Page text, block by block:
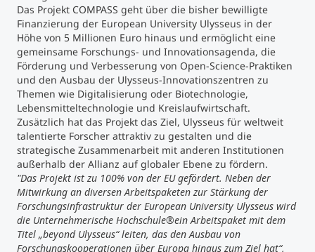
Das Projekt COMPASS geht über die bisher bewilligte
Finanzierung der European University Ulysseus in der
Höhe von 5 Millionen Euro hinaus und ermöglicht eine
gemeinsame Forschungs- und Innovationsagenda, die
Förderung und Verbesserung von Open-Science-Praktiken
und den Ausbau der Ulysseus-Innovationszentren zu
Themen wie Digitalisierung oder Biotechnologie,
Lebensmitteltechnologie und Kreislaufwirtschaft.
Zusätzlich hat das Projekt das Ziel, Ulysseus für weltweit
talentierte Forscher attraktiv zu gestalten und die
strategische Zusammenarbeit mit anderen Institutionen
außerhalb der Allianz auf globaler Ebene zu fördern.
"Das Projekt ist zu 100% von der EU gefördert. Neben der
Mitwirkung an diversen Arbeitspaketen zur Stärkung der
Forschungsinfrastruktur der European University Ulysseus wird
die Unternehmerische Hochschule®ein Arbeitspaket mit dem
Titel „beyond Ulysseus“ leiten, das den Ausbau von
Forschungskooperationen über Europa hinaus zum Ziel hat“,